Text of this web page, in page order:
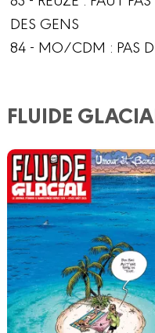
DES GENS
84 - MO/CDM : PAS
FLUIDE